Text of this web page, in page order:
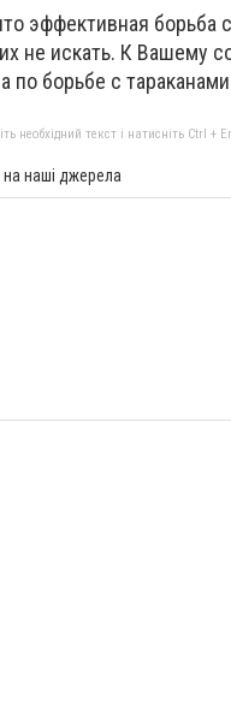
эффективная борьба
не искать. К Вашему
по борьбе с
необхідний текст і натисніть Ctrl +
на наші джерела